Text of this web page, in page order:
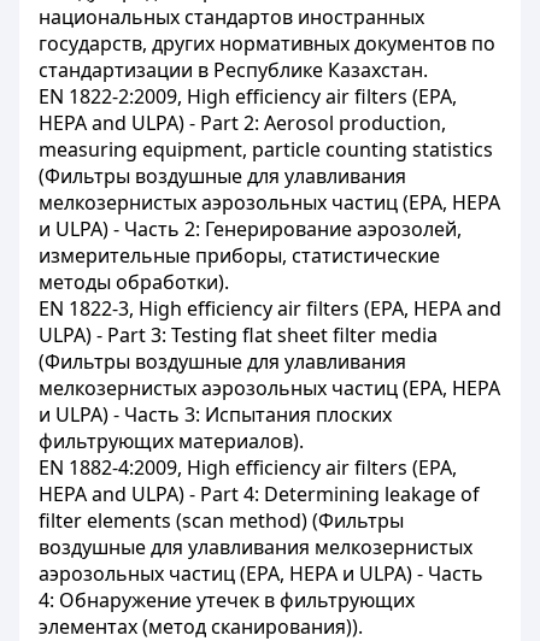
национальных стандартов иностранных
государств, других нормативных документов по
стандартизации в Республике Казахстан.
ЕN 1822-2:2009, High efficiency air filters (EPA,
HEPA and ULPA) - Part 2: Aerosol production,
measuring equipment, particle counting statistics
(Фильтры воздушные для улавливания
мелкозернистых аэрозольных частиц (EPA, HEPA
и ULPA) - Часть 2: Генерирование аэрозолей,
измерительные приборы, статистические
методы обработки).
ЕN 1822-3, High efficiency air filters (EPA, HEPA and
ULPA) - Part 3: Testing flat sheet filter media
(Фильтры воздушные для улавливания
мелкозернистых аэрозольных частиц (EPA, HEPA
и ULPA) - Часть 3: Испытания плоских
фильтрующих материалов).
ЕN 1882-4:2009, High efficiency air filters (EPA,
HEPA and ULPA) - Part 4: Determining leakage of
filter elements (scan method) (Фильтры
воздушные для улавливания мелкозернистых
аэрозольных частиц (EPA, HEPA и ULPA) - Часть
4: Обнаружение утечек в фильтрующих
элементах (метод сканирования)).